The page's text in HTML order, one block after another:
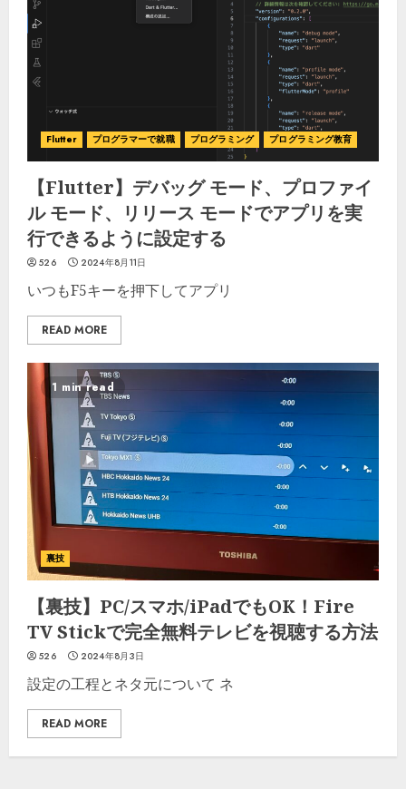
Flutter プログラマーで就職 プログラミング プログラミング教育
【Flutter】デバッグ モード、プロファイ
ル モード、リリース モードでアプリを実
行できるように設定する
526 2024年8月11日
いつもF5キーを押下してアプリ
READ MORE
1 min read
裏技
【裏技】PC/スマホ/iPadでもOK！Fire
TV Stickで完全無料テレビを視聴する方法
526 2024年8月3日
設定の工程とネタ元について ネ
READ MORE